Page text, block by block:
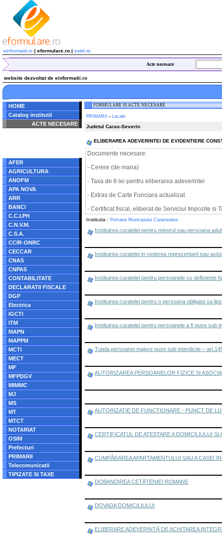
einformatii.ro | eformulare.ro | estiri.ro
Acte necesare
website dezvoltat de einformatii.ro
HOME
Catalog institutii
ACTE NECESARE
/home/eformulare.ro/public_html/navigare/stanga.php
AFER
AGRICULTURA
ANOFM
APA NOVA
ARR
BANCI
C.C.I.PH
C.N.V.M.
C.S.A.
CCIR-ONRC
CECCAR
CNAS
CNPAS
CONTABILITATE
DECLARATII FISCALE
DGP
Electrica
IGCTI
ITM
MAPN
MAPPM
MCTI
MECT
MF
MFPDGV
MIMMC
MJ
MS
MT
MTCT
NOTARIAT
OSIM
Prefecturi
PRIMARII
Telecomunicatii
TIPIZATE SI TAXE
FORMULARE SI ACTE NECESARE
PRIMARII - Locale
Judetul Caras-Severin
ELIBERAREA ADEVERINTEI DE EVIDENTIERE
Documente necesare:
- Cerere (de mana)
- Taxa de 6 lei pentru eliberarea adeverintei
- Extras de Carte Funciara actualizat
- Certificat fiscal, eliberat de Serviciul Impozite si
Institutia : Primaria Municipiului Caransebes
Instituirea curatelei pentru minorul sau persoana
Instituirea curatelei in vederea reprezentarii sau
Instituirea curatelei pentru persoanele cu deficiente
Instituirea curatelei pentru o persoana obligata sa
Instituirea curatelei pentru persoanele a fi puse sub
Tutela persoanei majore puse sub interdictie –
AUTORIZAREA PERSOANELOR FIZICE SI
AUTORIZATIE DE FUNCTIONARE - PUNCT DE
CERTIFICATUL DE ATESTARE A DOMICILIULUI SI
CUMPĂRAREA APARTAMENTULUI SAU A CASEI
DOBANDIREA CETĂTENIEI ROMANE
DOVADA DOMICILIULUI
ELIBERARE ADEVERINTĂ DE ACHITAREA